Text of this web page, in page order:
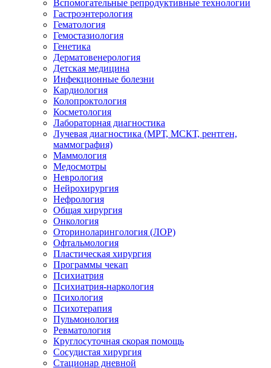
Вспомогательные репродуктивные технологии
Гастроэнтерология
Гематология
Гемостазиология
Генетика
Дерматовенерология
Детская медицина
Инфекционные болезни
Кардиология
Колопроктология
Косметология
Лабораторная диагностика
Лучевая диагностика (МРТ, МСКТ, рентген,
маммография)
Маммология
Медосмотры
Неврология
Нейрохирургия
Нефрология
Общая хирургия
Онкология
Оториноларингология (ЛОР)
Офтальмология
Пластическая хирургия
Программы чекап
Психиатрия
Психиатрия-наркология
Психология
Психотерапия
Пульмонология
Ревматология
Круглосуточная скорая помощь
Сосудистая хирургия
Стационар дневной